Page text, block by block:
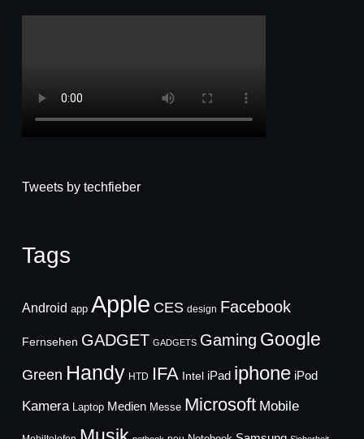
Tweets by techfieber
Tags
Android app Apple CES design Facebook
Fernsehen GADGET GADGETS Gaming Google
Green Handy HTD IFA Intel iPad iphone iPod
Kamera Laptop Medien Messe Microsoft Mobile